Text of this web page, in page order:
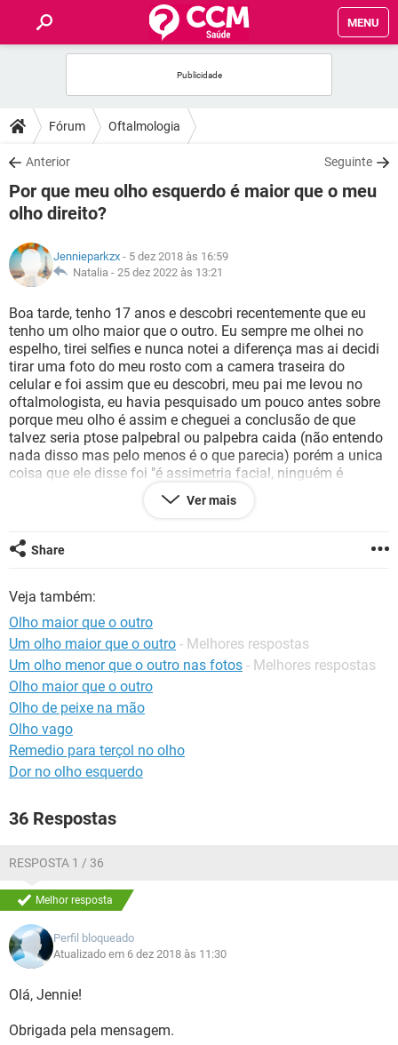
MENU
FÓRUM
SAÚDE
FAMÍLIA
NUTRIÇÃO
SEXUALIDADE
GLOSSÁRIO
Fórum Oftalmologia
Anterior Seguinte
Por que meu olho esquerdo é maior que o meu
olho direito?
Jennieparkzx - 5 dez 2018 às 16:59
Natalia - 25 dez 2022 às 13:21
Boa tarde, tenho 17 anos e descobri recentemente que eu
tenho um olho maior que o outro. Eu sempre me olhei no
espelho, tirei selfies e nunca notei a diferença mas ai decidi
tirar uma foto do meu rosto com a camera traseira do
celular e foi assim que eu descobri, meu pai me levou no
oftalmologista, eu havia pesquisado um pouco antes sobre
porque meu olho é assim e cheguei a conclusão de que
talvez seria ptose palpebral ou palpebra caida (não entendo
nada disso mas pelo menos é o que parecia) porém a unica
coisa que ele disse foi "é assimetria facial, ninguém é
perfeito, todos nós temos um lado maior que o outro e
blablabla", e disse que teria como deixar certinho com um
perfeito (????), meu pai pagou 100 reais nessa consulta e
ainda sai do consultorio super triste sem nada resolvido pois
cirurgia não ficariam iguais. Queria saber o que voces
acham que é o problema que eu tenho no olho e como fazer
pra consertar? sera que se eu fazer cirurgia meus olhos vão
ficar do mesmo tamanho? Me sinto super desconfortavel
com esses olhos de tamanhos diferentes, ja tenho
depressão e agora que descobri isso nem sequer saio de
casa mais com vergonha, nem nos olhos dos meus pais eu
consigo olhar quando estou conversando com eles, fico
sempre olhando para o chão, para os lados, isso ta me
afetando muito, não sei o que fazer, alguem especializado
(a) em oftalmologia poderia me ajudar, por favor?
A foto dos meus olhos:
Ver mais
Share
Veja também:
Olho maior que o outro
Um olho maior que o outro - Melhores respostas
Um olho menor que o outro nas fotos - Melhores respostas
Olho maior que o outro
Olho de peixe na mão
Olho vago
Remedio para terçol no olho
Dor no olho esquerdo
36 Respostas
RESPOSTA 1 / 36
Melhor resposta
Perfil bloqueado
Atualizado em 6 dez 2018 às 11:30
Olá, Jennie!
Obrigada pela mensagem.